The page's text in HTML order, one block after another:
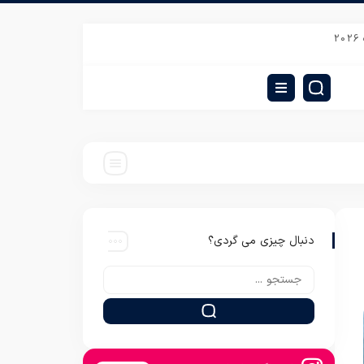
قیمت پتو نوزادی مرینوس گل برجسته
دنبال چیزی می گردی؟